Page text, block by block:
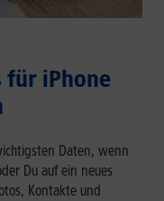
für iPhone
Daten, wenn
Du auf ein neues
Kontakte und